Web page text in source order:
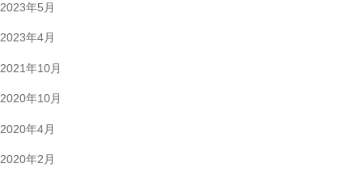
2023年5月
2023年4月
2021年10月
2020年10月
2020年4月
2020年2月